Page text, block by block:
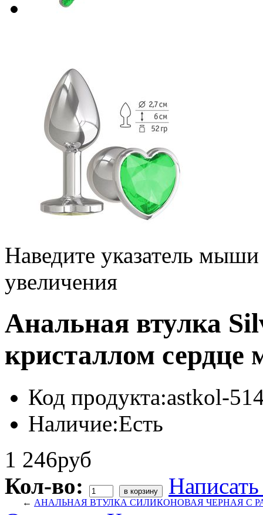
Наведите указатель
увеличения
Анальная втулка
кристаллом сердце
Код продукта:astkol-
Наличие:Есть
1 246руб
Кол-во:
← АНАЛЬНАЯ ВТУЛКА СИЛИКОНОВАЯ ЧЕРНАЯ С